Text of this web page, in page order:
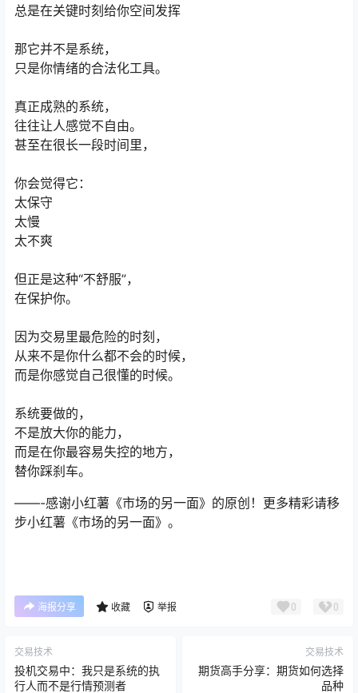
总是在关键时刻给你空间发挥
那它并不是系统，
只是你情绪的合法化工具。
真正成熟的系统，
往往让人感觉不自由。
甚至在很长一段时间里，
你会觉得它：
太保守
太慢
太不爽
但正是这种“不舒服”，
在保护你。
因为交易里最危险的时刻，
从来不是你什么都不会的时候，
而是你感觉自己很懂的时候。
系统要做的，
不是放大你的能力，
而是在你最容易失控的地方，
替你踩刹车。
——-感谢小红薯《市场的另一面》的原创！更多精彩请移
步小红薯《市场的另一面》。
海报分享 收藏 举报 0 0
交易技术
投机交易中：我只是系统的执
行人而不是行情预测者
交易技术
期货高手分享：期货如何选择
品种